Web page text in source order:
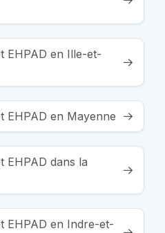
EHPAD en Ille-et-
EHPAD en Mayenne
EHPAD dans la
EHPAD en Indre-et-